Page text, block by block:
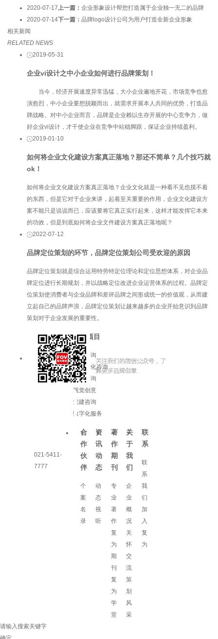
2020-07-17上一篇： 企业形象设计帮您打造属于企业独一无二的品牌
2020-07-14下一篇： 品牌logo设计公司为用户打造全新企业形象
相关新闻
RELATED NEWS
2019-05-31
企业vi设计之中小企业如何进行品牌策划！
当今，经济开展速度异常迅猛，大小企业遍地开花，市场竞争也愈
演愈烈，中小企业要想脱颖而出，就需求开展本人共同的优势，打造品
牌战略。对中小企业而言，品牌是企业赖以生存开展的中心竞争力，做
好企业vi设计，才干使企业在竞争中站稳脚跟，保证企业持续盈利。
2019-01-10
如何将企业文化建设方案真正落地？那还不简单？几个技巧就
ok！
如何将企业文化建设方案真正落地？企业文化就是一种看不见也摸不着
的东西，但是它对于企业来讲，起着至关重要的作用，企业文化建设方
案不能只是说说而已，应该要将它真正实行起来，这样才能发挥它本来
的功效，但是到底如何将企业文件建设方案真正落地呢？
2022-07-12
品牌定位策划的环节，品牌定位策划公司受欢迎的原因
品牌定位策划就是综合运用特劳特定位理论和定位思想体系，对企业品
牌定位进行长期规划，并以战略定位改进企业运营体系的过程。品牌定
位策划使消费者与企业品牌和差评品牌之间形成统一的价值观，从而建
立起自己的品牌声浪，品牌定位策划让越来越多的企业开始意识到品牌
策划对于企业发展的重要性。
021-5411-
7777
服务项目
品牌咨询
企业文化咨询
增长咨询
视觉创意
党建咨询
数字化服务
合
作
伙
伴
个
案
名
录
资
讯
动
态
动
态
视
听
著
作
期
刊
专
业
著
作
复
为
期
刊
复
为
学
堂
关
于
我
们
企
业
概
况
关
怀
交
流
策
划
风
采
联
系
联
系
我
们
加
入
复
为
请输入搜索关键字